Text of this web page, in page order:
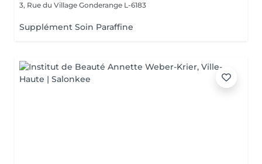
3, Rue du Village Gonderange L-6183
Supplément Soin Paraffine